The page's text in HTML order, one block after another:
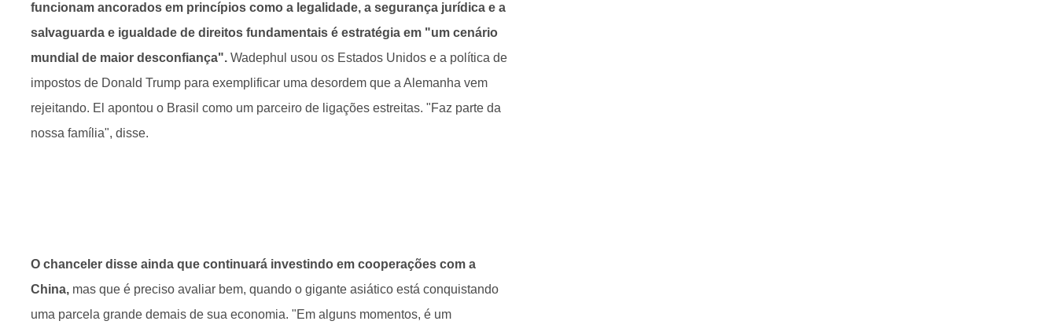
funcionam ancorados em princípios como a legalidade, a segurança jurídica e a
salvaguarda e igualdade de direitos fundamentais é estratégia em "um cenário
mundial de maior desconfiança". Wadephul usou os Estados Unidos e a política de
impostos de Donald Trump para exemplificar uma desordem que a Alemanha vem
rejeitando. El apontou o Brasil como um parceiro de ligações estreitas. "Faz parte da
nossa família", disse.
O chanceler disse ainda que continuará investindo em cooperações com a
China, mas que é preciso avaliar bem, quando o gigante asiático está conquistando
uma parcela grande demais de sua economia. "Em alguns momentos, é um